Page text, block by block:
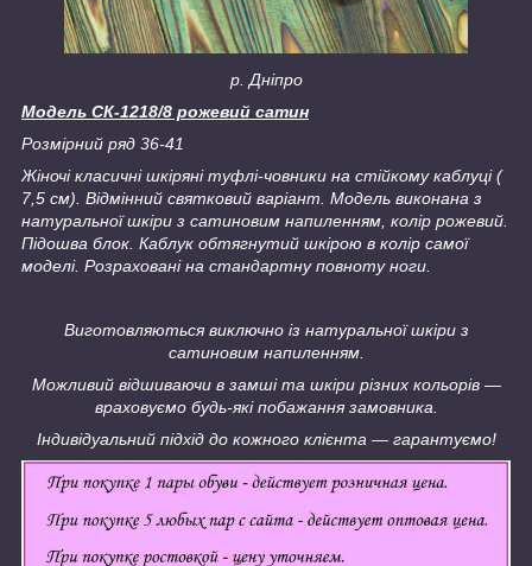
р. Дніпро
Модель СК-1218/8 рожевий сатин
Розмірний ряд 36-41
Жіночі класичні шкіряні туфлі-човники на стійкому каблуці (
7,5 см). Відмінний святковий варіант. Модель виконана з
натуральної шкіри з сатиновим напиленням, колір рожевий.
Підошва блок. Каблук обтягнутий шкірою в колір самої
моделі. Розраховані на стандартну повноту ноги.
Виготовляються виключно із натуральної шкіри з
сатиновим напиленням.
Можливий відшиваючи в замші та шкіри різних кольорів ―
враховуємо будь-які побажання замовника.
Індивідуальний підхід до кожного клієнта ― гарантуємо!